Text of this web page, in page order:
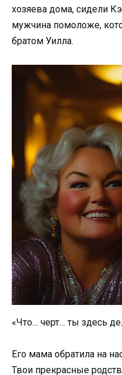
хозяева дома, сидели
мужчина помоложе,
братом Уилла.
«Что… черт… ты здесь
Его мама обратила на
Твои прекрасные